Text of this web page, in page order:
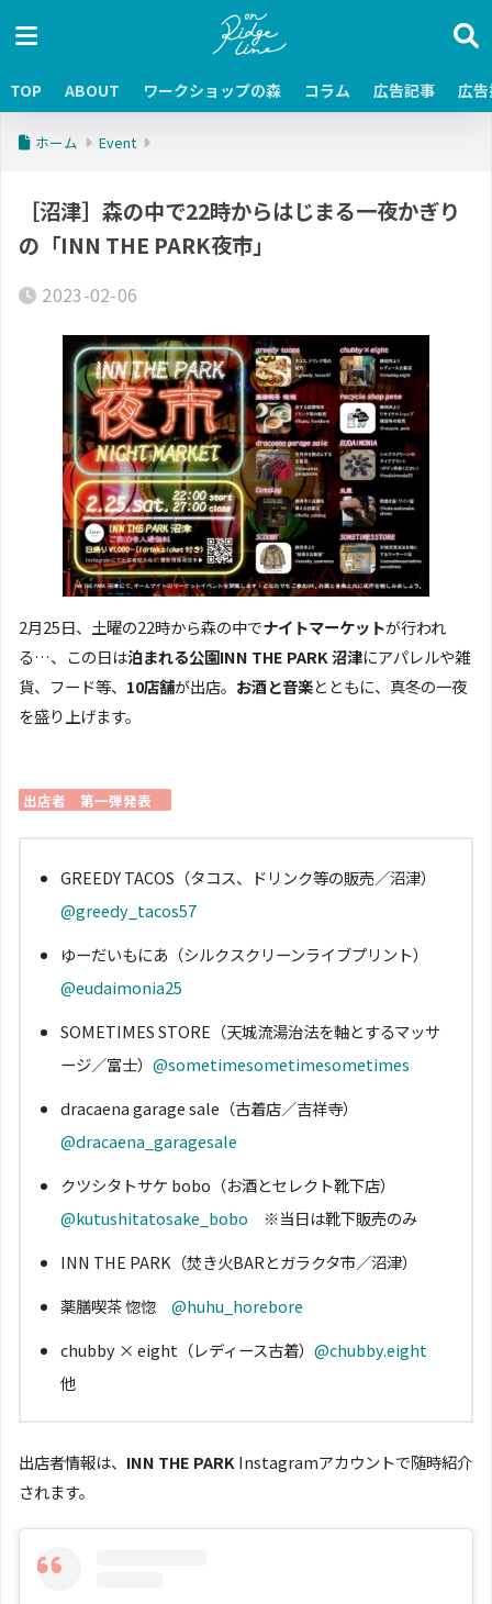
TOP ABOUT ワークショップの森 コラム 広告記事 広
ホーム Event
［沼津］森の中で22時からはじまる一夜かぎり
の「INN THE PARK夜市」
2023-02-06
2月25日、土曜の22時から森の中でナイトマーケットが行われ
る…、この日は泊まれる公園INN THE PARK 沼津にアパレルや雑
貨、フード等、 10店舗が出店。 お酒と音楽とともに、真冬の一夜
を盛り上げます。
出店者 第一弾発表
GREEDY TACOS（タコス、ドリンク等の販売／沼津）
@greedy_tacos57
ゆーだいもにあ（シルクスクリーンライブプリント）
@eudaimonia25
SOMETIMES STORE（天城流湯治法を軸とするマッサ
ージ／富士） @sometimesometimesometimes
dracaena garage sale（古着店／吉祥寺）
@dracaena_garagesale
クツシタトサケ bobo（お酒とセレクト靴下店）
@kutushitatosake_bobo ※当日は靴下販売のみ
INN THE PARK（焚き火BARとガラクタ市／沼津）
薬膳喫茶 惚惚 @huhu_horebore
chubby × eight（レディース古着） @chubby.eight
他
出店者情報は、 INN THE PARK Instagramアカウントで随時紹介
されます。